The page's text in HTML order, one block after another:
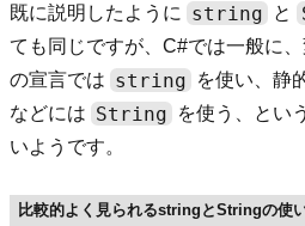
既に説明したように string と
ても同じですが、C#では一般に
の宣言では string
を使い、静
などには String
を使う、とい
いようです。
比較的よく見られるstringとStringの使